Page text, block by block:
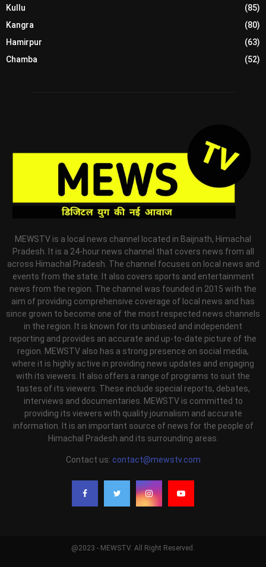
Kullu
(85)
Kangra
(80)
Hamirpur
(63)
Chamba
(52)
MEWSTV is a local news channel located in Baijnath, Himachal
Pradesh. It is a 24-hour news channel that covers news from all
across Himachal Pradesh. The channel focuses on local news and
events from the state. It also covers sports and entertainment
news from the region. The channel was founded in 2015 with the
aim of providing comprehensive coverage of local news and has
since grown to become one of the most respected news channels
in the region. It is known for its unbiased and independent
reporting and provides an accurate and up-to-date picture of the
region. MEWSTV also has a strong presence on social media,
where it is highly active in providing news updates and engaging
with its viewers. It also offers a range of programs to suit the
tastes of its viewers. These include special reports, debates,
interviews and documentaries. MEWSTV is committed to
providing its viewers with quality journalism and accurate
information. It is an important source of news for the people of
Himachal Pradesh and its surrounding areas.
Contact us: contact@mewstv.com
@2023 - MEWSTV. All Right Reserved.